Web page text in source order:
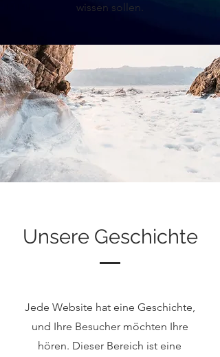
wissen sollen.
Unsere Geschichte
Jede Website hat eine Geschichte,
und Ihre Besucher möchten Ihre
hören. Dieser Bereich ist eine